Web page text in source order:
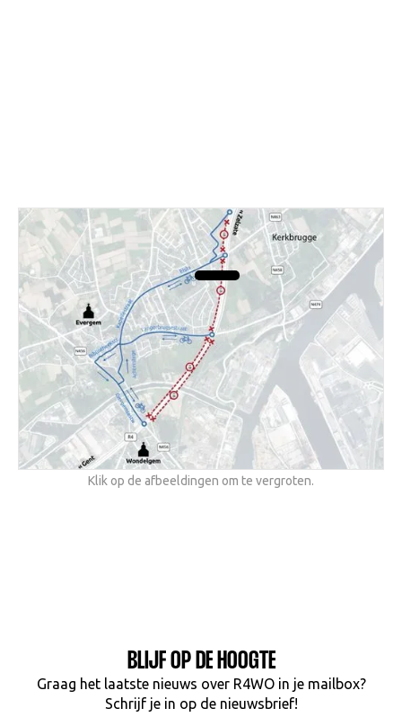
Klik op de afbeeldingen om te vergroten.
BLIJF OP DE HOOGTE
Graag het laatste nieuws over R4WO in je mailbox?
Schrijf je in op de nieuwsbrief!